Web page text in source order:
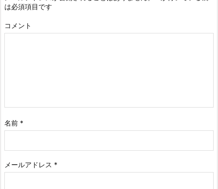
は必須項目です
コメント
名前 *
メールアドレス *